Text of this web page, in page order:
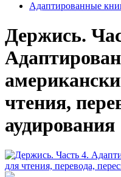
Адаптированные
Держись.
чтения,
аудирования